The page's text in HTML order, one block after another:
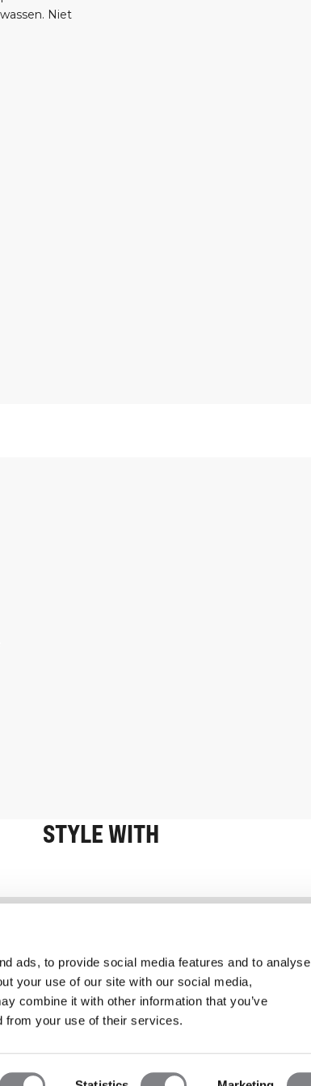
ads, to provide social media features and to analyse
your use of our site with our social media,
combine it with other information that you’ve
from your use of their services.
Niet
STYLE WITH